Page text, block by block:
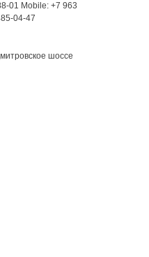
01 Mobile: +7 963
04-47
шоссе